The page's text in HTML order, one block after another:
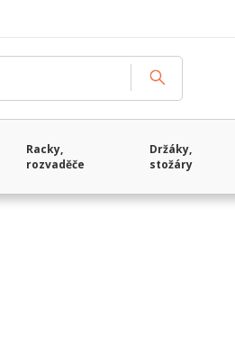
Racky,
rozvaděče
Držáky,
stožáry